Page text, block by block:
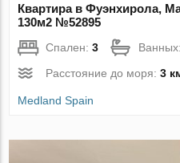
Квартира в Фуэнхирола,
130м2 №52895
Спален:3
Расстояние до моря:3
Medland Spain